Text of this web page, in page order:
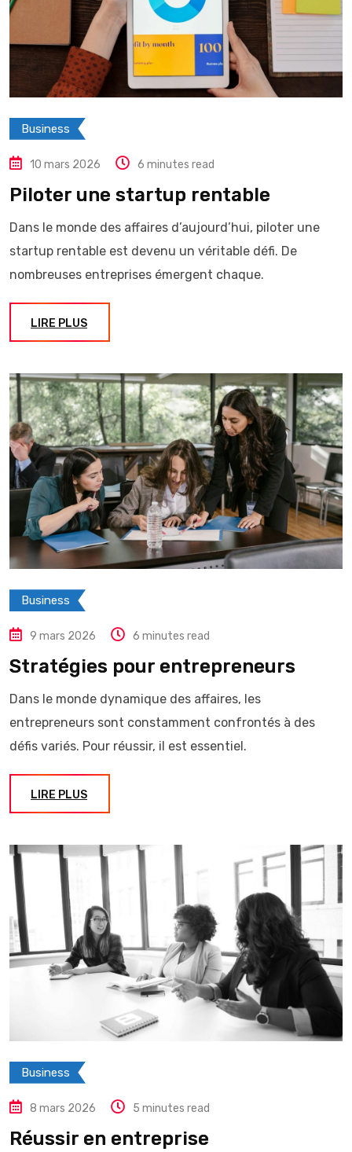
Business
10 mars 2026 6 minutes read
Piloter une startup rentable
Dans le monde des affaires d’aujourd’hui, piloter une
startup rentable est devenu un véritable défi. De
nombreuses entreprises émergent chaque.
LIRE PLUS
Business
9 mars 2026 6 minutes read
Stratégies pour entrepreneurs
Dans le monde dynamique des affaires, les
entrepreneurs sont constamment confrontés à des
défis variés. Pour réussir, il est essentiel.
LIRE PLUS
Business
8 mars 2026 5 minutes read
Réussir en entreprise